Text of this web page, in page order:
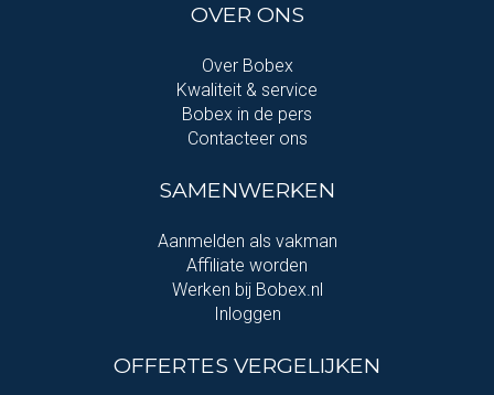
OVER ONS
Over Bobex
Kwaliteit & service
Bobex in de pers
Contacteer ons
SAMENWERKEN
Aanmelden als vakman
Affiliate worden
Werken bij Bobex.nl
Inloggen
OFFERTES VERGELIJKEN